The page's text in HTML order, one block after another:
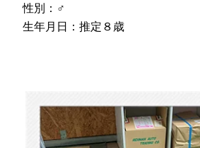
性別：♂
生年月日：推定８歳